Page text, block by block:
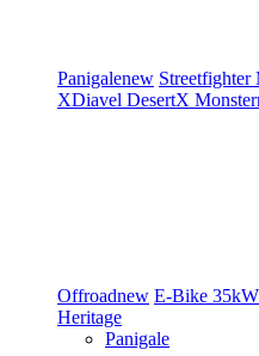
Panigalenew Streetfighter
XDiavel DesertX Monster
Offroadnew E-Bike
Heritage
Panigale